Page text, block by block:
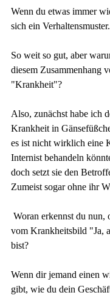
Wenn du etwas immer
sich ein Verhaltensmuster.
So weit so gut, aber
diesem Zusammenhang
"Krankheit"?
Also, zunächst habe ich
Krankheit in
es ist nicht wirklich eine
Internist behandeln
doch setzt sie den
Zumeist sogar ohne ihr
vom Krankheitsbild "Ja,
bist?
Wenn dir jemand einen
gibt, wie du dein